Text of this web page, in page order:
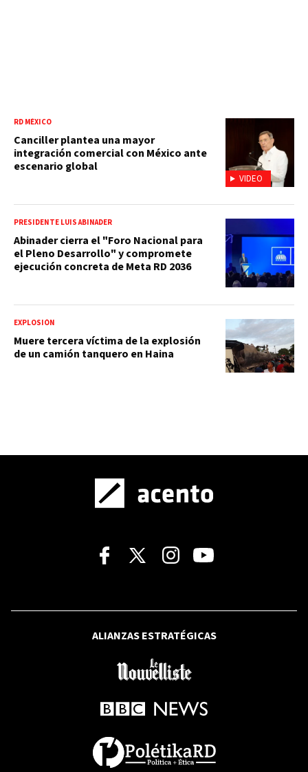
VIDEO
RD MÉXICO
Canciller plantea una mayor
integración comercial con México ante
escenario global
PRESIDENTE LUIS ABINADER
Abinader cierra el "Foro Nacional para
el Pleno Desarrollo" y compromete
ejecución concreta de Meta RD 2036
EXPLOSIÓN
Muere tercera víctima de la explosión
de un camión tanquero en Haina
durante investidura de Abelardo de la
por el oro: Marileidy y Anabel, en vivo
"Querían vender Argentina": 3 claves de
la polémica reforma sobre la venta de
tierras a extranjeros que el gobierno de
Milei se vio obligado a retirar
Wall Street cierra mixto, con el Dow en
récord gracias a Nvidia y el optimismo
ALIANZAS ESTRATÉGICAS